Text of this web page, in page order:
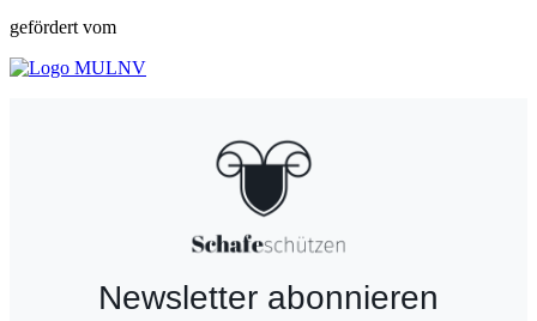
gefördert vom
Newsletter abonnieren